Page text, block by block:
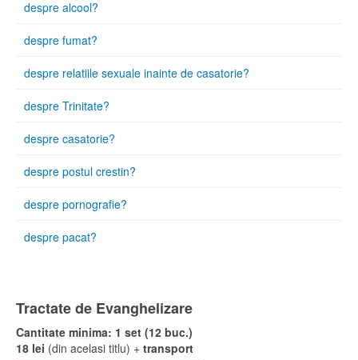
despre alcool?
despre fumat?
despre relatiile sexuale inainte de casatorie?
despre Trinitate?
despre casatorie?
despre postul crestin?
despre pornografie?
despre pacat?
Tractate de Evanghelizare
Cantitate minima: 1 set (12 buc.)
18 lei (din acelasi titlu) + transport